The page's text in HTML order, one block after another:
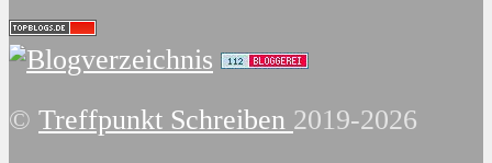
© Treffpunkt Schreiben 2019-2026